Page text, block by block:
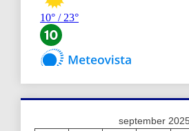
september